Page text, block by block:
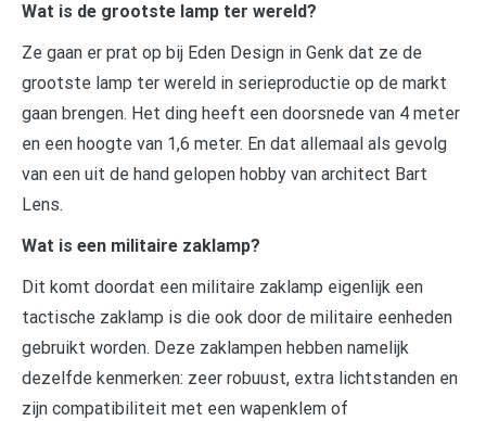
Wat is de grootste lamp ter wereld?
Ze gaan er prat op bij Eden Design in Genk dat ze de
grootste lamp ter wereld in serieproductie op de markt
gaan brengen. Het ding heeft een doorsnede van 4 meter
en een hoogte van 1,6 meter. En dat allemaal als gevolg
van een uit de hand gelopen hobby van architect Bart
Lens.
Wat is een militaire zaklamp?
Dit komt doordat een militaire zaklamp eigenlijk een
tactische zaklamp is die ook door de militaire eenheden
gebruikt worden. Deze zaklampen hebben namelijk
dezelfde kenmerken: zeer robuust, extra lichtstanden en
zijn compatibiliteit met een wapenklem of